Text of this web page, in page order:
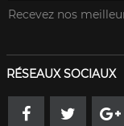
Recevez nos
RÉSEAUX SOCIAUX